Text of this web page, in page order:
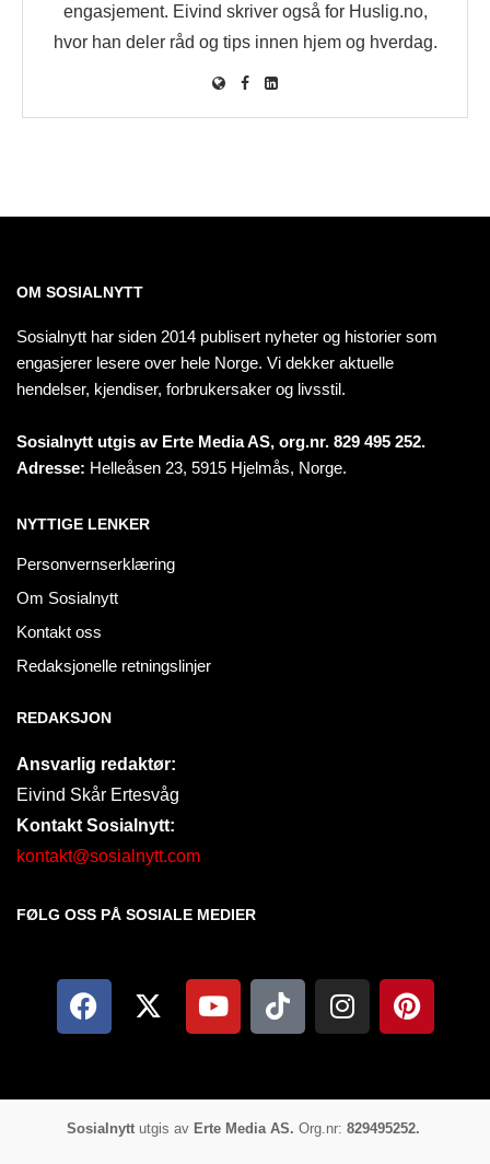
engasjement. Eivind skriver også for Huslig.no,
hvor han deler råd og tips innen hjem og hverdag.
OM SOSIALNYTT
Sosialnytt har siden 2014 publisert nyheter og historier som
engasjerer lesere over hele Norge. Vi dekker aktuelle
hendelser, kjendiser, forbrukersaker og livsstil.
Sosialnytt utgis av Erte Media AS, org.nr. 829 495 252.
Adresse: Helleåsen 23, 5915 Hjelmås, Norge.
NYTTIGE LENKER
Personvernserklæring
Om Sosialnytt
Kontakt oss
Redaksjonelle retningslinjer
REDAKSJON
Ansvarlig redaktør:
Eivind Skår Ertesvåg
Kontakt Sosialnytt:
kontakt@sosialnytt.com
FØLG OSS PÅ SOSIALE MEDIER​
Sosialnyttutgis av Erte Media AS. Org.nr: 829495252.